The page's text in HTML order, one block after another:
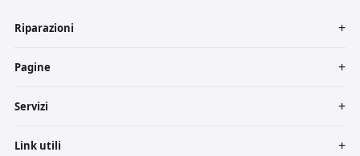
Riparazioni
Pagine
Servizi
Link utili